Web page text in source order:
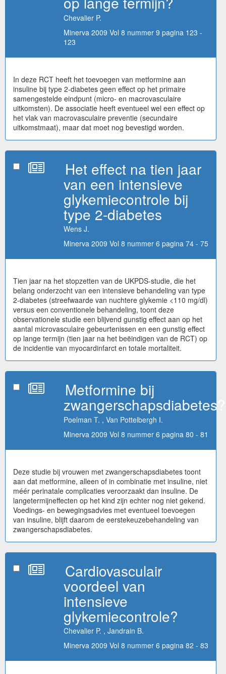
Chevalier P.
Minerva 2009 Vol 8 nummer 9 pagina 123 -
123
In deze RCT heeft het toevoegen van metformine aan
insuline bij type 2-diabetes geen effect op het primaire
samengestelde eindpunt (micro- en macrovasculaire
uitkomsten). De associatie heeft eventueel wel een effect op
het vlak van macrovasculaire preventie (secundaire
uitkomstmaat), maar dat moet nog bevestigd worden.
Het effect na tien jaar
van een intensieve
glykemiecontrole bij
type 2-diabetes
Wens J.
Minerva 2009 Vol 8 nummer 6 pagina 74 - 75
Tien jaar na het stopzetten van de UKPDS-studie, die het
belang onderzocht van een intensieve behandeling van type
2-diabetes (streefwaarde van nuchtere glykemie <110 mg/dl)
versus een conventionele behandeling, toont deze
observationele studie een blijvend gunstig effect aan op het
aantal microvasculaire gebeurtenissen en een gunstig effect
op lange termijn (tien jaar na het beëindigen van de RCT) op
de incidentie van myocardinfarct en totale mortaliteit.
Metformine bij
zwangerschapsdiabetes?
Poelman T. , Van Pottelbergh I.
Minerva 2009 Vol 8 nummer 6 pagina 80 - 81
Deze studie bij vrouwen met zwangerschapsdiabetes toont
aan dat metformine, alleen of in combinatie met insuline, niet
méér perinatale complicaties veroorzaakt dan insuline. De
langetermijneffecten op het kind zijn echter nog niet gekend.
Voedings- en bewegingsadvies met eventueel toevoegen
van insuline, blijft daarom de eerstekeuzebehandeling van
zwangerschapsdiabetes.
Cardiovasculair
voordeel van
intensieve
glykemiecontrole?
Chevalier P. , Jandrain B.
Minerva 2009 Vol 8 nummer 6 pagina 82 - 83